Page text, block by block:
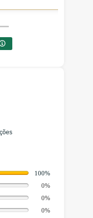
100%
0%
0%
0%